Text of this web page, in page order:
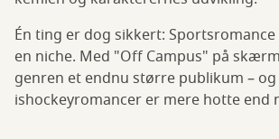
Én ting er dog sikkert:
en niche. Med "Off Campus" på
genren et endnu større publikum – og
ishockeyromancer er mere hotte end